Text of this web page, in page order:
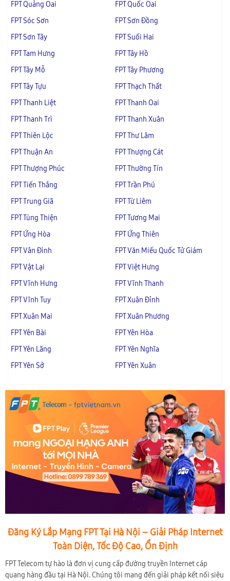
FPT Quảng Oai
FPT Quốc Oai
FPT Sóc Sơn
FPT Sơn Đồng
FPT Sơn Tây
FPT Suối Hai
FPT Tam Hưng
FPT Tây Hồ
FPT Tây Mỗ
FPT Tây Phương
FPT Tây Tựu
FPT Thạch Thất
FPT Thanh Liệt
FPT Thanh Oai
FPT Thanh Trì
FPT Thanh Xuân
FPT Thiên Lộc
FPT Thư Lâm
FPT Thuận An
FPT Thượng Cát
FPT Thượng Phúc
FPT Thường Tín
FPT Tiến Thắng
FPT Trần Phú
FPT Trung Giã
FPT Từ Liêm
FPT Tùng Thiện
FPT Tương Mai
FPT Ứng Hòa
FPT Ứng Thiên
FPT Vân Đình
FPT Văn Miếu Quốc Tử Giám
FPT Vật Lại
FPT Việt Hưng
FPT Vĩnh Hưng
FPT Vĩnh Thanh
FPT Vĩnh Tuy
FPT Xuân Đỉnh
FPT Xuân Mai
FPT Xuân Phương
FPT Yên Bài
FPT Yên Hòa
FPT Yên Lãng
FPT Yên Nghĩa
FPT Yên Sở
FPT Yên Xuân
Đăng Ký Lắp Mạng FPT Tại Hà Nội – Giải Pháp Internet
Toàn Diện, Tốc Độ Cao, Ổn Định
FPT Telecom tự hào là đơn vị cung cấp đường truyền Internet cáp
quang hàng đầu tại Hà Nội. Chúng tôi mang đến giải pháp kết nối siêu